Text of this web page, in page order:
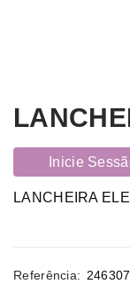
Inicie
LANCHEIRA
Referência: 246307